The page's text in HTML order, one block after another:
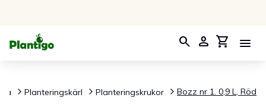
search person shopping_cart menu
Planteringskärl Planteringskrukor Bozz nr 1. 0,9 L, Röd